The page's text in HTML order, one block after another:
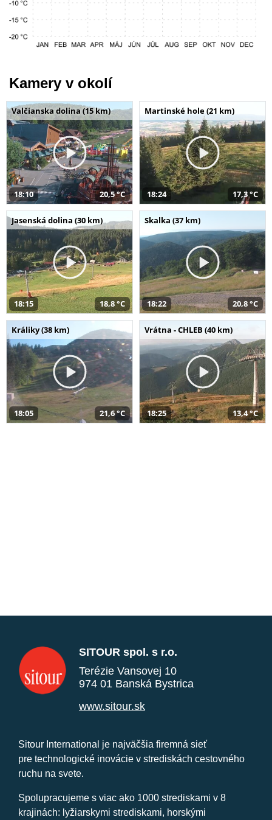
Kamery v okolí
Valčianska dolina (15 km)
18:10 20,5 °C
Martinské hole (21 km)
18:24 17,3 °C
Jasenská dolina (30 km)
18:15 18,8 °C
Skalka (37 km)
18:22 20,8 °C
Králiky (38 km)
18:05 21,6 °C
Vrátna - CHLEB (40 km)
18:25 13,4 °C
SITOUR spol. s r.o.
Terézie Vansovej 10
974 01 Banská Bystrica
www.sitour.sk
Sitour International je najväčšia firemná sieť
pre technologické inovácie v strediskách cestovného
ruchu na svete.
Spolupracujeme s viac ako 1000 strediskami v 8
krajinách: lyžiarskymi strediskami, horskými